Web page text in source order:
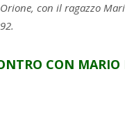
con il ragazzo
CON